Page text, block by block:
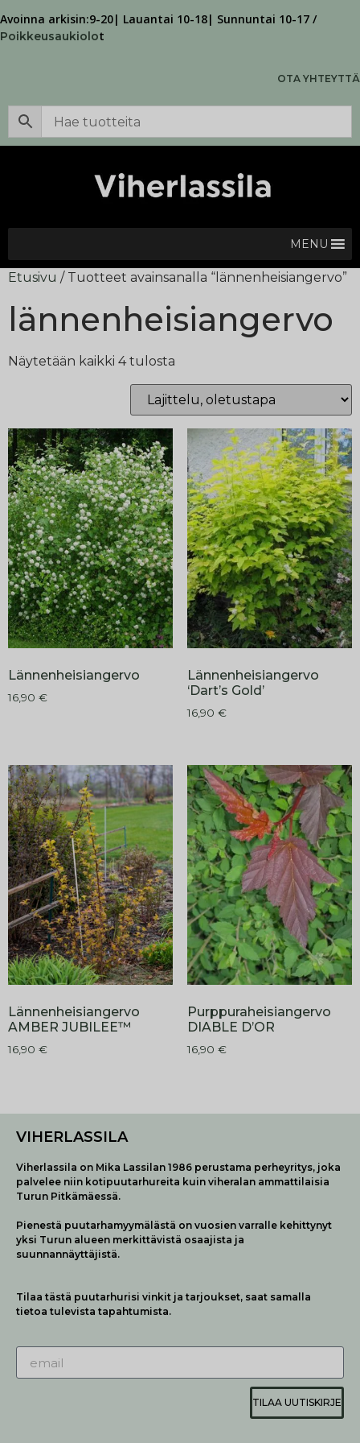
Avoinna arkisin:9-20| Lauantai 10-18| Sunnuntai 10-17 /
Poikkeusaukiolot
OTA YHTEYTTÄ
MENU
Etusivu / Tuotteet avainsanalla “lännenheisiangervo”
lännenheisiangervo
Näytetään kaikki 4 tulosta
Lännenheisiangervo
16,90 €
Lännenheisiangervo
‘Dart’s Gold’
16,90 €
Lännenheisiangervo
AMBER JUBILEE™
16,90 €
Purppuraheisiangervo
DIABLE D’OR
16,90 €
VIHERLASSILA
Viherlassila on Mika Lassilan 1986 perustama perheyritys, joka
palvelee niin kotipuutarhureita kuin viheralan ammattilaisia
Turun Pitkämäessä.
Pienestä puutarhamyymälästä on vuosien varralle kehittynyt
yksi Turun alueen merkittävistä osaajista ja
suunnannäyttäjistä.
Tilaa tästä puutarhurisi vinkit ja tarjoukset, saat samalla
tietoa tulevista tapahtumista.
TILAA UUTISKIRJE